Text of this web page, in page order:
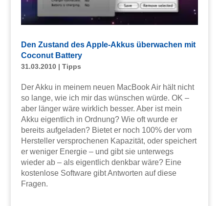
Den Zustand des Apple-Akkus überwachen mit
Coconut Battery
31.03.2010| Tipps
Der Akku in meinem neuen MacBook Air hält nicht
so lange, wie ich mir das wünschen würde. OK –
aber länger wäre wirklich besser. Aber ist mein
Akku eigentlich in Ordnung? Wie oft wurde er
bereits aufgeladen? Bietet er noch 100% der vom
Hersteller versprochenen Kapazität, oder speichert
er weniger Energie – und gibt sie unterwegs
wieder ab – als eigentlich denkbar wäre? Eine
kostenlose Software gibt Antworten auf diese
Fragen.